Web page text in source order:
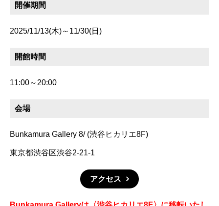
開催期間
2025/11/13(木)～11/30(日)
開館時間
11:00～20:00
会場
Bunkamura Gallery 8/ (渋谷ヒカリエ8F)
東京都渋谷区渋谷2-21-1
アクセス